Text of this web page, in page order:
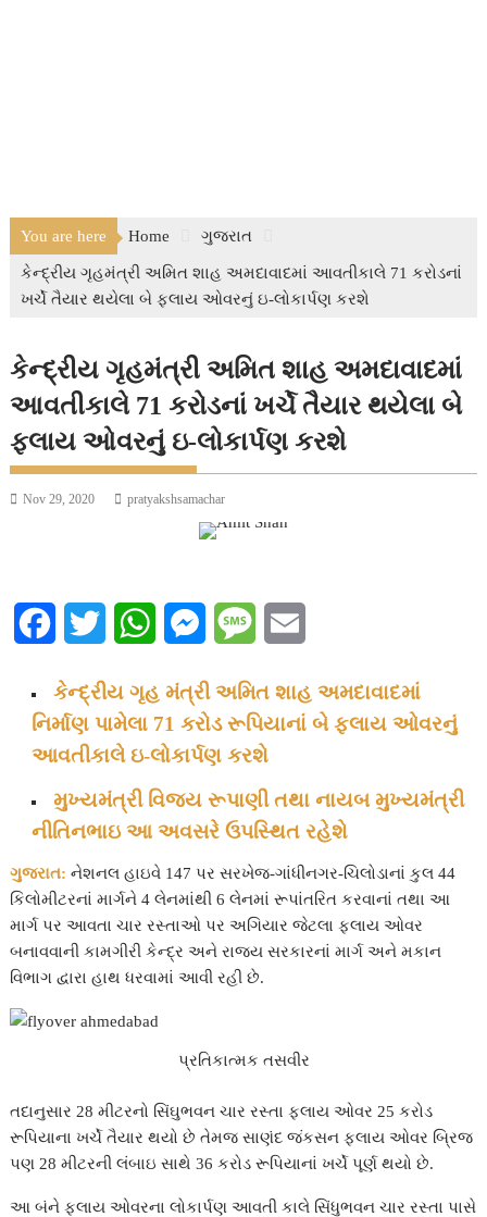
You are here Home ગુજરાત
કેન્દ્રીય ગૃહમંત્રી અમિત શાહ અમદાવાદમાં આવતીકાલે 71 કરોડનાં
ખર્ચે તૈયાર થયેલા બે ફ્લાય ઓવરનું ઇ-લોકાર્પણ કરશે
કેન્દ્રીય ગૃહમંત્રી અમિત શાહ અમદાવાદમાં
આવતીકાલે 71 કરોડનાં ખર્ચે તૈયાર થયેલા બે
ફ્લાય ઓવરનું ઇ-લોકાર્પણ કરશે
Nov 29, 2020 pratyakshsamachar
c
e
o
o
i
t
t
e
r
W
a
t
s
A
p
M
s
s
n
g
r
M
s
s
a
g
e
a
કેન્દ્રીય ગૃહ મંત્રી અમિત શાહ અમદાવાદમાં
નિર્માણ પામેલા 71 કરોડ રૂપિયાનાં બે ફ્લાય ઓવરનું
આવતીકાલે ઇ-લોકાર્પણ કરશે
મુખ્યમંત્રી વિજય રૂપાણી તથા નાયબ મુખ્યમંત્રી
નીતિનભાઇ આ અવસરે ઉપસ્થિત રહેશે
ગુજરાત:નેશનલ હાઇવે 147 પર સરખેજ-ગાંધીનગર-ચિલોડાનાં કુલ 44
કિલોમીટરનાં માર્ગને 4 લેનમાંથી 6 લેનમાં રૂપાંતરિત કરવાનાં તથા આ
માર્ગ પર આવતા ચાર રસ્તાઓ પર અગિયાર જેટલા ફ્લાય ઓવર
બનાવવાની કામગીરી કેન્દ્ર અને રાજ્ય સરકારનાં માર્ગ અને મકાન
વિભાગ દ્વારા હાથ ધરવામાં આવી રહી છે.
પ્રતિકાત્મક તસવીર
તદાનુસાર 28 મીટરનો સિંઘુભવન ચાર રસ્તા ફ્લાય ઓવર 25 કરોડ
રૂપિયાના ખર્ચે તૈયાર થયો છે તેમજ સાણંદ જંકસન ફ્લાય ઓવર બ્રિજ
પણ 28 મીટરની લંબાઇ સાથે 36 કરોડ રૂપિયાનાં ખર્ચે પૂર્ણ થયો છે.
આ બંને ફ્લાય ઓવરના લોકાર્પણ આવતી કાલે સિંધુભવન ચાર રસ્તા પાસે